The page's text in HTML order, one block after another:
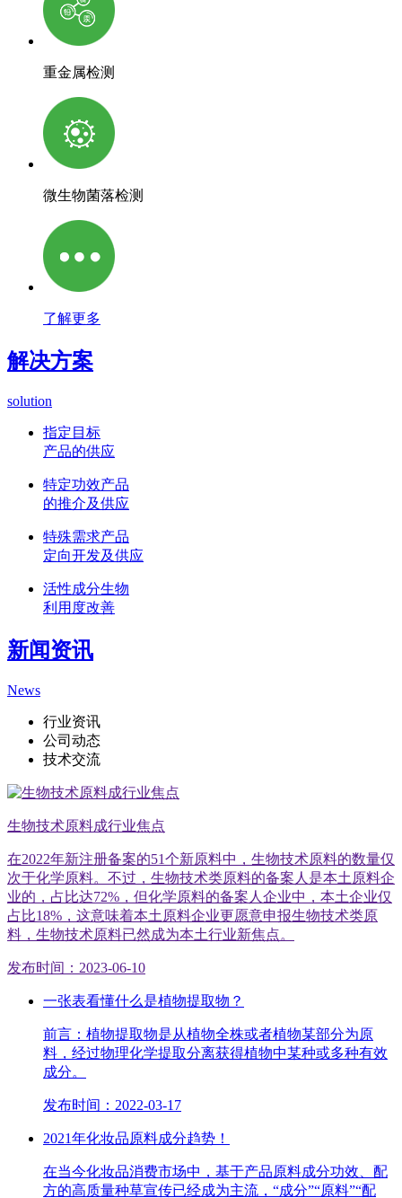
重金属检测
微生物菌落检测
了解更多
解决方案
solution
指定目标
产品的供应
特定功效产品
的推介及供应
特殊需求产品
定向开发及供应
活性成分生物
利用度改善
新闻资讯
News
行业资讯
公司动态
技术交流
生物技术原料成行业焦点
在2022年新注册备案的51个新原料中，生物技术原料的数量仅
次于化学原料。不过，生物技术类原料的备案人是本土原料企
业的，占比达72%，但化学原料的备案人企业中，本土企业仅
占比18%，这意味着本土原料企业更愿意申报生物技术类原
料，生物技术原料已然成为本土行业新焦点。
发布时间：2023-06-10
一张表看懂什么是植物提取物？
前言：植物提取物是从植物全株或者植物某部分为原
料，经过物理化学提取分离获得植物中某种或多种有效
成分。
发布时间：2022-03-17
2021年化妆品原料成分趋势！
在当今化妆品消费市场中，基于产品原料成分功效、配
方的高质量种草宣传已经成为主流，“成分”“原料”“配